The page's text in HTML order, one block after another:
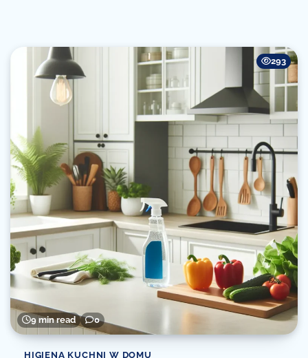
9 min read 0
293
HIGIENA KUCHNI W DOMU